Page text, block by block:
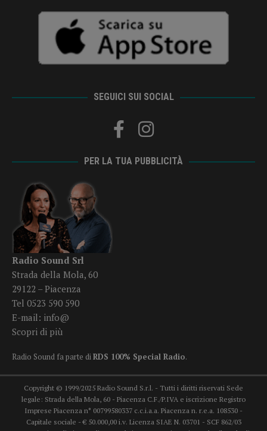
SEGUICI SUI SOCIAL
PER LA TUA PUBBLICITÀ
Radio Sound Srl
Strada della Mola, 60
29122 – Piacenza
Tel 0523 590 590
E-mail: info@
Scopri di più
Radio Sound fa parte diRDS 100% Special Radio.
Copyright © 1999/2025 Radio Sound S.r.l. - Tutti i diritti riservati Sede
legale: Strada della Mola, 60 - Piacenza C.F./P.IVA e iscrizione Registro
Imprese Piacenza n° 00799580337 c.c.i.a.a. Piacenza n. r.e.a. 108530 -
Capitale sociale - € 50.000,00 i.v. Licenza SIAE N. 03701 - SCF 862/03